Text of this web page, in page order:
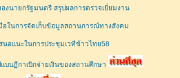
งนายกรัฐมนตรี สรุปผลการตรวจเยี่ยมงาน
ในการจัดเก็บข้อมูลสถานการณ์ทางสังคม
อแนะในการประชุมเวทีข้าวไทย58
บฏีกาเบิกจ่ายเงินของสถานศึกษา